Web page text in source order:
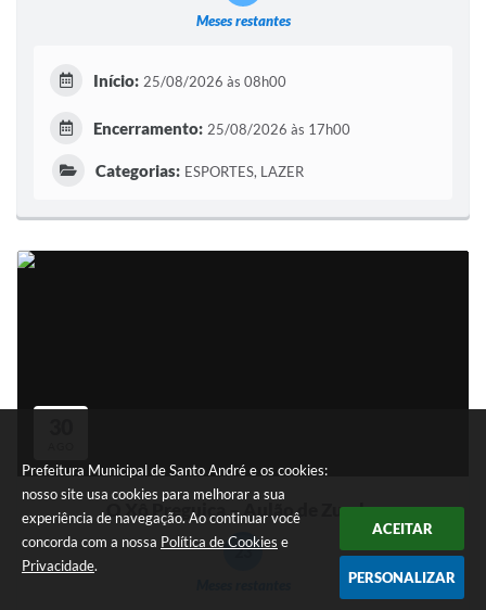
Prefeitura Municipal de Santo André e os cookies:
nosso site usa cookies para melhorar a sua
experiência de navegação. Ao continuar você
concorda com a nossa Política de Cookies e
Privacidade.
ACEITAR
PERSONALIZAR
Meses restantes
Início: 25/08/2026 às 08h00
Encerramento: 25/08/2026 às 17h00
Categorias: ESPORTES, LAZER
O Xô Preguiça – Aulão de Zumba
23